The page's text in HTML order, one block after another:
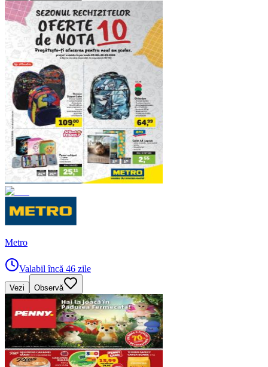
Metro
Valabil încă 46 zile
Vezi Observă